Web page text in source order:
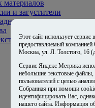
материалов
и загустители
краски
Этот сайт использует
предоставляемый
Москва, ул. Л. Толстого, 16
Сервис Яндекс Метрика
небольшие текстовые
пользователей с целью
Собранная при помощи
идентифицировать Вас,
нашего сайта. Информация